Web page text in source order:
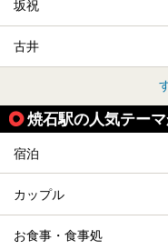
坂祝
古井
焼石駅の人気テー
宿泊
カップル
お食事・食事処